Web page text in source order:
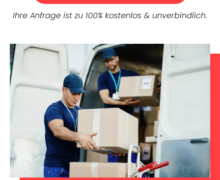
Ihre Anfrage ist zu 100% kostenlos & unverbindlich.